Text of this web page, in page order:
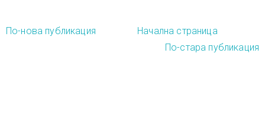
По-нова публикация
Начална страница
По-стара публикация